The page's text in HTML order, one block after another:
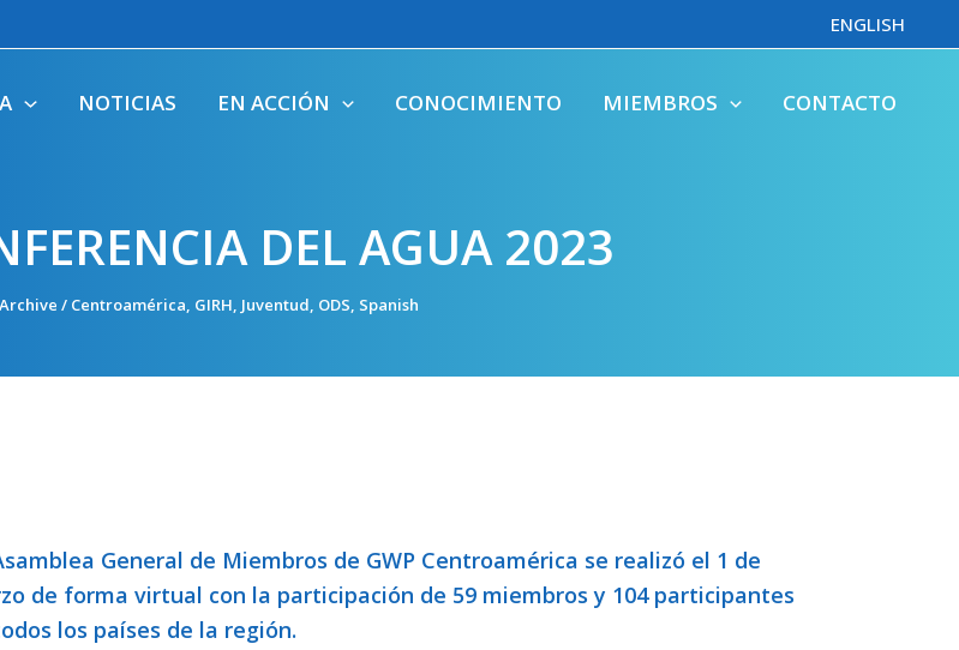
ENGLISH
NOTICIAS EN ACCIÓN CONOCIMIENTO MIEMBROS CONTACTO
DEL AGUA 2023
Archive / Centroamérica, GIRH, Juventud, ODS, Spanish
General de Miembros de GWP Centroamérica se realizó el 1 de
de forma virtual con la participación de 59 miembros y 104 participantes
los países de la región.